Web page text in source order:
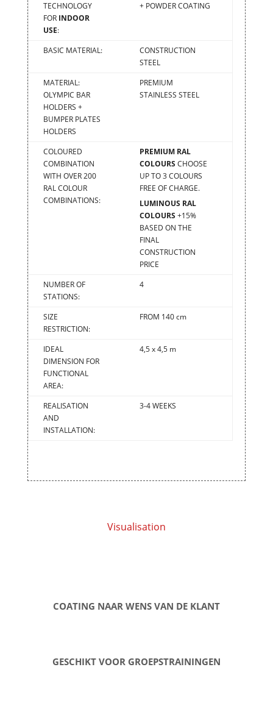
TECHNOLOGY
FOR INDOOR
USE:
+ POWDER COATING
BASIC MATERIAL:
CONSTRUCTION
STEEL
MATERIAL:
OLYMPIC BAR
HOLDERS +
BUMPER PLATES
HOLDERS
PREMIUM
STAINLESS STEEL
COLOURED
COMBINATION
WITH OVER 200
RAL COLOUR
COMBINATIONS:
PREMIUM RAL
COLOURS CHOOSE
UP TO 3 COLOURS
FREE OF CHARGE.
LUMINOUS RAL
COLOURS +15%
BASED ON THE
FINAL
CONSTRUCTION
PRICE
NUMBER OF
STATIONS:
4
SIZE
RESTRICTION:
FROM 140 cm
IDEAL
DIMENSION FOR
FUNCTIONAL
AREA:
4,5 x 4,5 m
REALISATION
AND
INSTALLATION:
3-4 WEEKS
Visualisation
COATING NAAR WENS VAN DE KLANT
GESCHIKT VOOR GROEPSTRAININGEN